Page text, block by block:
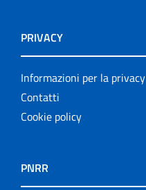
PRIVACY
Informazioni per la privacy
Contatti
Cookie policy
PNRR